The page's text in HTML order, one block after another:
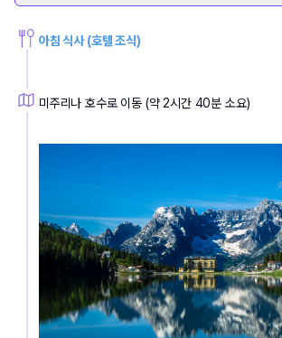
아침 식사 (호텔 조식)
미주리나 호수로 이동 (약 2시간 40분 소요)